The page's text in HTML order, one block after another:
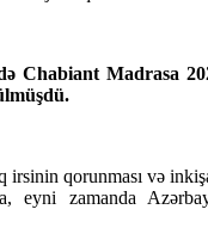
Chabiant Madrasa
qorunması və
zamanda